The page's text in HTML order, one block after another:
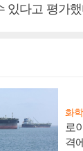
있다고 평가
화
로
격